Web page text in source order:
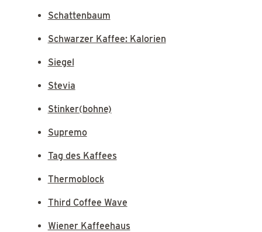
Schattenbaum
Schwarzer Kaffee: Kalorien
Siegel
Stevia
Stinker(bohne)
Supremo
Tag des Kaffees
Thermoblock
Third Coffee Wave
Wiener Kaffeehaus